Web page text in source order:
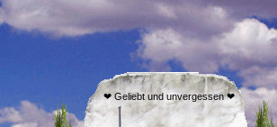
❤ Geliebt und unvergessen ❤